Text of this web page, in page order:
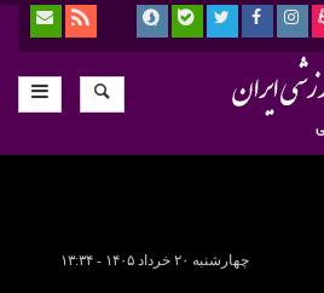
چهارشنبه ۲۰ خرداد ۱۴۰۵ - ۱۳:۳۴